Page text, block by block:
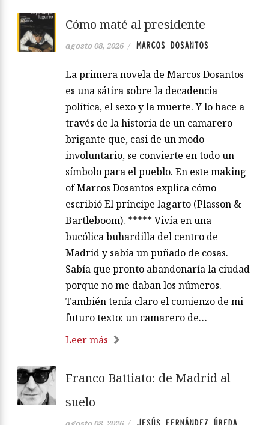
Cómo maté al presidente
agosto 08, 2026 / MARCOS DOSANTOS
La primera novela de Marcos Dosantos
es una sátira sobre la decadencia
política, el sexo y la muerte. Y lo hace a
través de la historia de un camarero
brigante que, casi de un modo
involuntario, se convierte en todo un
símbolo para el pueblo. En este making
of Marcos Dosantos explica cómo
escribió El príncipe lagarto (Plasson &
Bartleboom). ***** Vivía en una
bucólica buhardilla del centro de
Madrid y sabía un puñado de cosas.
Sabía que pronto abandonaría la ciudad
porque no me daban los números.
También tenía claro el comienzo de mi
futuro texto: un camarero de…
Leer más
Franco Battiato: de Madrid al
suelo